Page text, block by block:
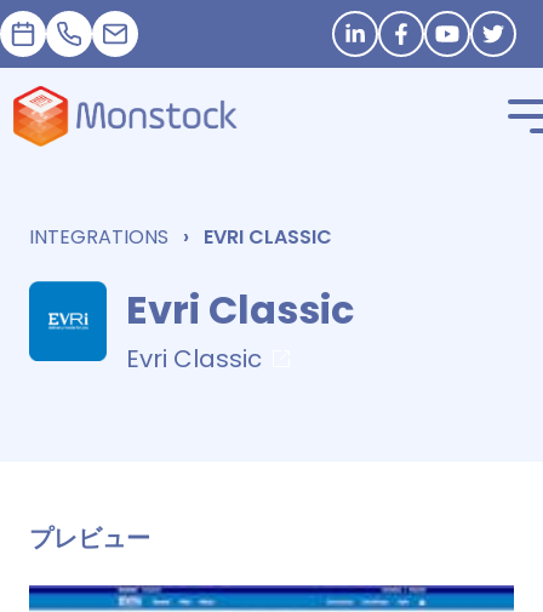
予約 +33 1 83 62 25 41
contact@monstock.net Stay in touch
INTEGRATIONS EVRI CLASSIC
Evri Classic
Evri Classic
プレビュー